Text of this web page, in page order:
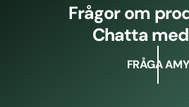
Frågor om
Chatta
FRÅGA AMY